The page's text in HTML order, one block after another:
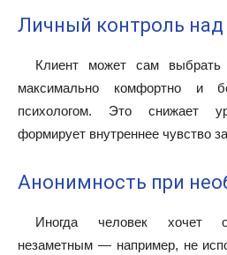
Личный контроль над
Клиент может сам
максимально комфортно и
психологом. Это снижает
формирует внутреннее чувство
Анонимность при
Иногда человек хочет
незаметным — например, не